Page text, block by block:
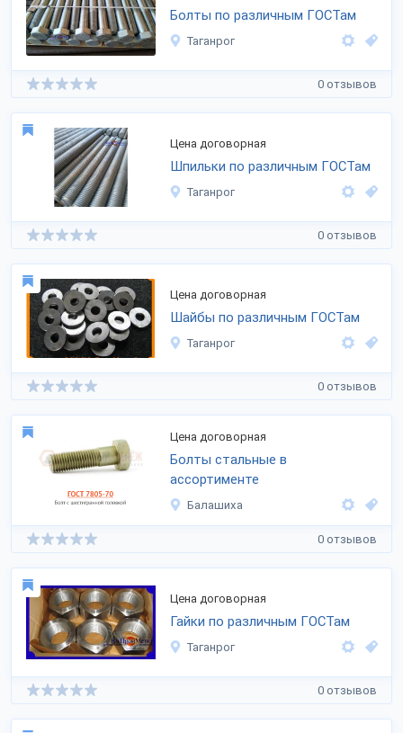
Болты по различным ГОСТам
Таганрог
0 отзывов
Цена договорная
Шпильки по различным ГОСТам
Таганрог
0 отзывов
Цена договорная
Шайбы по различным ГОСТам
Таганрог
0 отзывов
Цена договорная
Болты стальные в
ассортименте
Балашиха
0 отзывов
Цена договорная
Гайки по различным ГОСТам
Таганрог
0 отзывов